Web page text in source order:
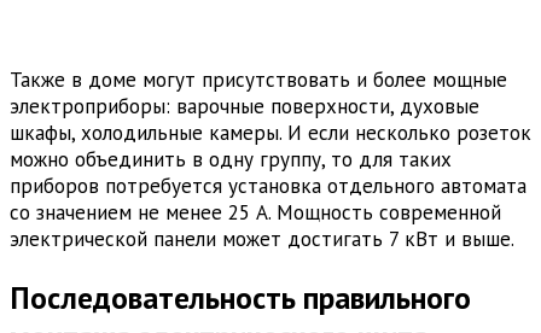
Также в доме могут присутствовать и более мощные
электроприборы: варочные поверхности, духовые
шкафы, холодильные камеры. И если несколько розеток
можно объединить в одну группу, то для таких
приборов потребуется установка отдельного автомата
со значением не менее 25 А. Мощность современной
электрической панели может достигать 7 кВт и выше.
Последовательность правильного